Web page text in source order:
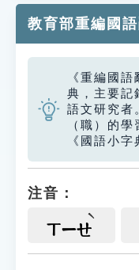
教育部重編國
《重編國
典，主要記
語文研究者
（職）的
《國語小
注音：
ㄒㄧㄝ